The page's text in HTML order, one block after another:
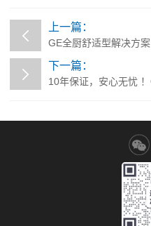
上一篇：
GE全厨舒适型解决方案
下一篇：